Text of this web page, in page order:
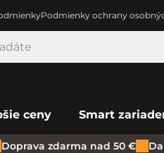
Podmienky ochrany
ceny Smart
Doprava zdarma nad 50 €